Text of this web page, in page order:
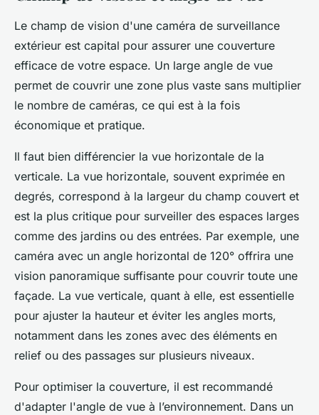
Le champ de vision d'une caméra de surveillance
extérieur est capital pour assurer une couverture
efficace de votre espace. Un large angle de vue
permet de couvrir une zone plus vaste sans multiplier
le nombre de caméras, ce qui est à la fois
économique et pratique.
Il faut bien différencier la vue horizontale de la
verticale. La vue horizontale, souvent exprimée en
degrés, correspond à la largeur du champ couvert et
est la plus critique pour surveiller des espaces larges
comme des jardins ou des entrées. Par exemple, une
caméra avec un angle horizontal de 120° offrira une
vision panoramique suffisante pour couvrir toute une
façade. La vue verticale, quant à elle, est essentielle
pour ajuster la hauteur et éviter les angles morts,
notamment dans les zones avec des éléments en
relief ou des passages sur plusieurs niveaux.
Pour optimiser la couverture, il est recommandé
d'adapter l'angle de vue à l’environnement. Dans un